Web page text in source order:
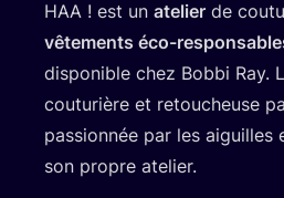
HAA ! est un ate­lier de
vête­ments éco-
dis­po­nible chez Bob­bi Ray.
cou­tu­rière et retou­cheuse
pas­sion­née par les aiguilles
son propre atelier.